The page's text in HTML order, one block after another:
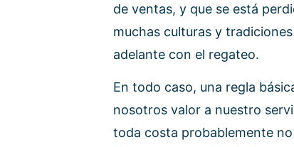
de ventas, y que se está
muchas culturas y
adelante con el regateo.
En todo caso, una regla
nosotros valor a nuestro
toda costa probablemente